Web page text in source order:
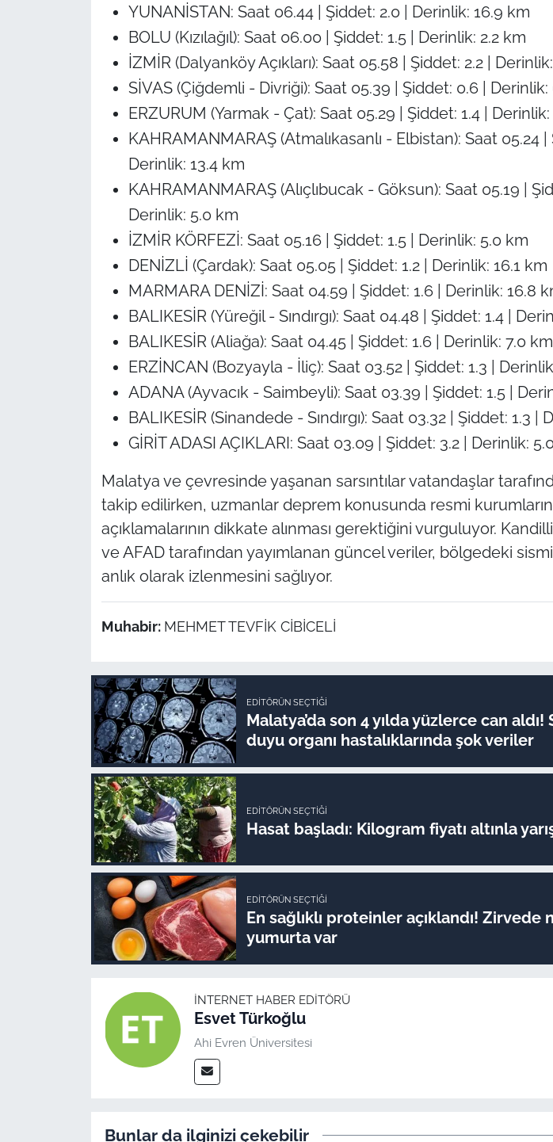
YUNANİSTAN: Saat 06.44 | Şiddet: 2.0 | Derinlik: 16.9 km
BOLU (Kızılağıl): Saat 06.00 | Şiddet: 1.5 | Derinlik: 2.2 km
İZMİR (Dalyanköy Açıkları): Saat 05.58 | Şiddet: 2.2 |
SİVAS (Çiğdemli - Divriği): Saat 05.39 | Şiddet: 0.6 | Derinlik:
ERZURUM (Yarmak - Çat): Saat 05.29 | Şiddet: 1.4 |
KAHRAMANMARAŞ (Atmalıkasanlı - Elbistan): Saat 05.24 |
Derinlik: 13.4 km
KAHRAMANMARAŞ (Alıçlıbucak - Göksun): Saat 05.19 |
Derinlik: 5.0 km
İZMİR KÖRFEZİ: Saat 05.16 | Şiddet: 1.5 | Derinlik: 5.0 km
DENİZLİ (Çardak): Saat 05.05 | Şiddet: 1.2 | Derinlik: 16.1 km
MARMARA DENİZİ: Saat 04.59 | Şiddet: 1.6 | Derinlik: 16.8
BALIKESİR (Yüreğil - Sındırgı): Saat 04.48 | Şiddet: 1.4 |
BALIKESİR (Aliağa): Saat 04.45 | Şiddet: 1.6 | Derinlik: 7.0 km
ERZİNCAN (Bozyayla - İliç): Saat 03.52 | Şiddet: 1.3 |
ADANA (Ayvacık - Saimbeyli): Saat 03.39 | Şiddet: 1.5 |
BALIKESİR (Sinandede - Sındırgı): Saat 03.32 | Şiddet: 1.3 |
GİRİT ADASI AÇIKLARI: Saat 03.09 | Şiddet: 3.2 | Derinlik:
Malatya ve çevresinde yaşanan sarsıntılar vatandaşlar
takip edilirken, uzmanlar deprem konusunda resmi kurumların
açıklamalarının dikkate alınması gerektiğini vurguluyor.
ve AFAD tarafından yayımlanan güncel veriler, bölgedeki
anlık olarak izlenmesini sağlıyor.
Muhabir: MEHMET TEVFİK CİBİCELİ
EDITÖRÜN SEÇTIĞI
Malatya’da son 4 yılda yüzlerce can
duyu organı hastalıklarında şok veriler
EDITÖRÜN SEÇTIĞI
Hasat başladı: Kilogram fiyatı altınla
EDITÖRÜN SEÇTIĞI
En sağlıklı proteinler açıklandı! Zirvede
yumurta var
İNTERNET HABER EDITÖRÜ
Esvet Türkoğlu
Ahi Evren Üniversitesi
Bunlar da ilginizi çekebilir